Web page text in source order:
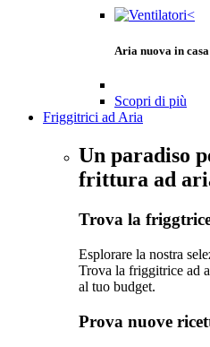
Aria nuova in
Scopri di più
Friggitrici ad Aria
Un paradiso
frittura ad
Trova la
Esplorare la nostra
Trova la friggitrice ad
al tuo budget.
Prova nuove